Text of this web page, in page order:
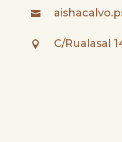

 C/Rualasal